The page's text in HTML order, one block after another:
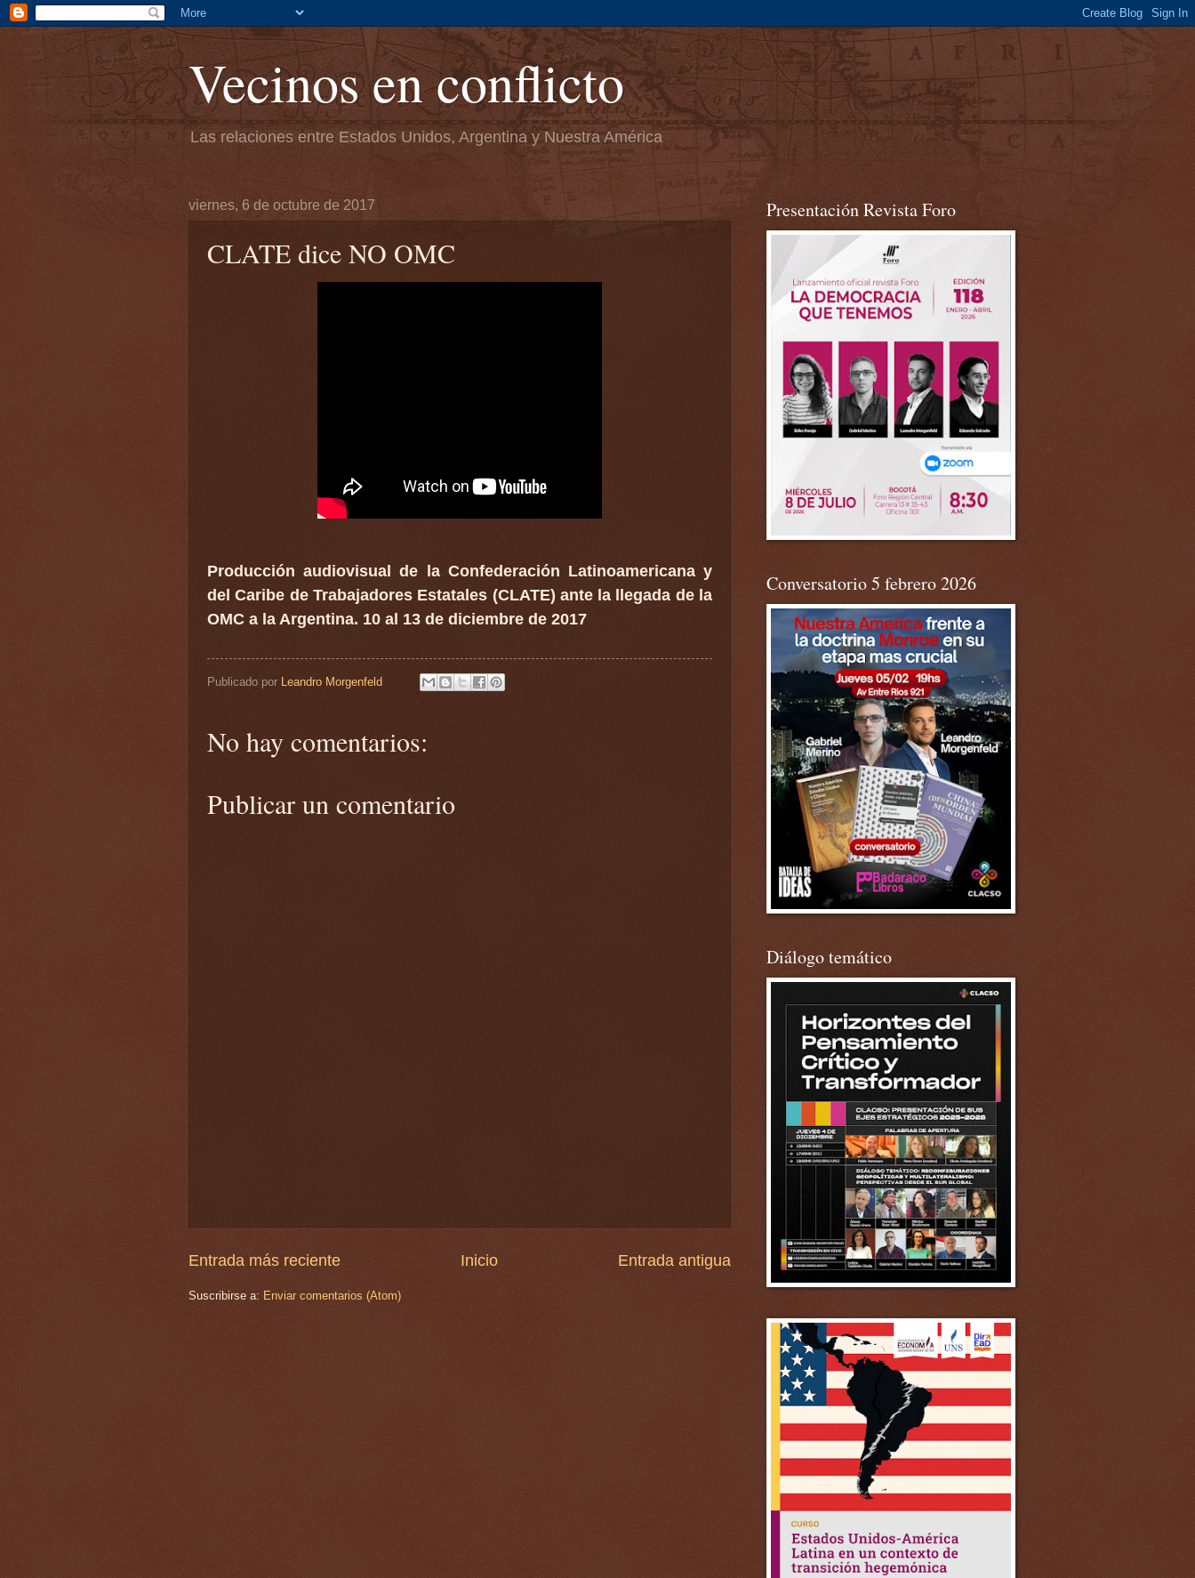
Vecinos en conflicto
Las relaciones entre Estados Unidos, Argentina y Nuestra América
viernes, 6 de octubre de 2017
CLATE dice NO OMC
Producción audiovisual de la Confederación Latinoamericana y
del Caribe de Trabajadores Estatales (CLATE) ante la llegada de la
OMC a la Argentina. 10 al 13 de diciembre de 2017
Publicado por Leandro Morgenfeld
No hay comentarios:
Publicar un comentario
Entrada más reciente Entrada antigua
Inicio
Suscribirse a: Enviar comentarios (Atom)
Presentación Revista Foro
Conversatorio 5 febrero 2026
Diálogo temático